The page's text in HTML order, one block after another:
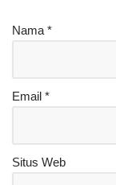
Nama *
Email *
Situs Web